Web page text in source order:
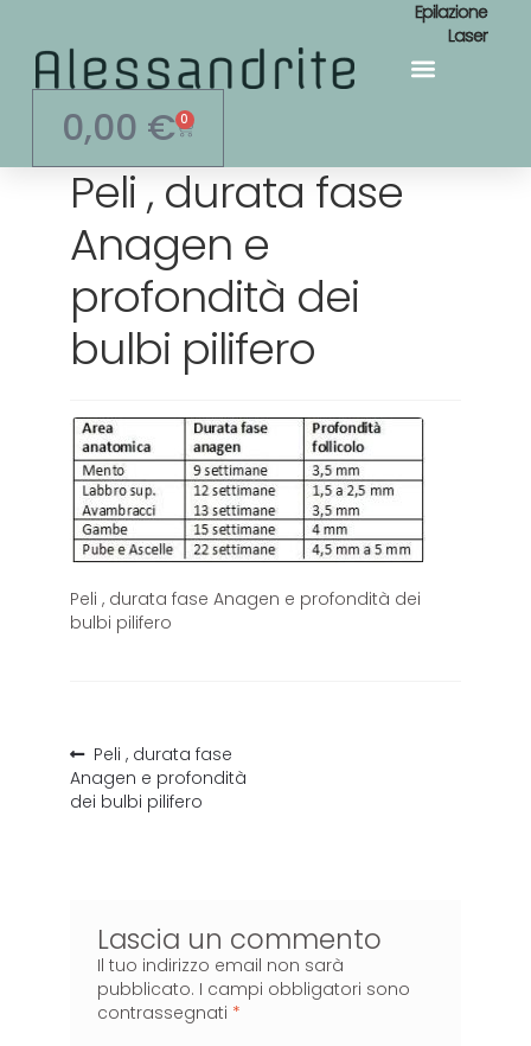
Epilazione
Laser
0,00 € 0
Peli , durata fase
Anagen e
profondità dei
bulbi pilifero
Peli , durata fase Anagen e profondità dei
bulbi pilifero
Peli , durata fase
Anagen e profondità
dei bulbi pilifero
Lascia un commento
Il tuo indirizzo email non sarà
pubblicato. I campi obbligatori sono
contrassegnati *